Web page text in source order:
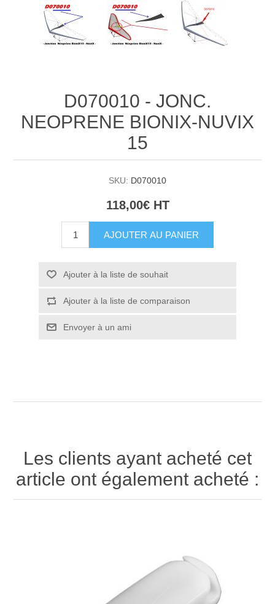
D070010 - JONC.
NEOPRENE BIONIX-NUVIX
15
SKU: D070010
118,00€ HT
AJOUTER AU PANIER
Ajouter à la liste de souhait
Ajouter à la liste de comparaison
Envoyer à un ami
Les clients ayant acheté cet
article ont également acheté :